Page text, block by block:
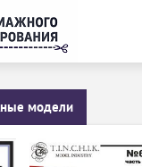
модели